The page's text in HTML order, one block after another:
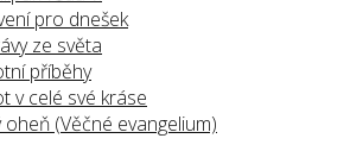
pro dnešek
ze světa
příběhy
v celé své kráse
oheň (Věčné evangelium)